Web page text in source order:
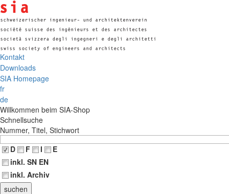
Kontakt
Downloads
SIA Homepage
fr
de
Willkommen beim SIA-Shop
Schnellsuche
Nummer, Titel, Stichwort
D
F I
E
inkl. SN EN
inkl. Archiv